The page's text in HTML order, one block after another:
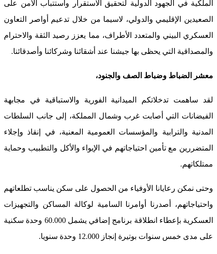
الملكية في الجهود الدولية لتحقيق الاستقرار واستتباب الأمن على
الصعيدين الإقليمي والدولي، لاسيما من خلال تدعيم أواصر التعاون
العسكري البيني والمتعدد الأطراف، مما يعزز رصيد الثقة والاحترام
والمصداقية التي يحظى بها جيشنا عند أشقائنا وشركائنا وأصدقائنا.
معشر الضباط وضباط الصف والجنود،
لقد ساهمت تدخلاتكم الميدانية الفورية والاستباقية في مجابهة
الفيضانات التي أصابت غرب وشمال المملكة، إلى جانب السلطات
المدنية والترابية والمؤسسات العمومية المعنية، في إنقاذ وإجلاء
المتضررين مع تأمين احتياجاتهم في الإيواء والأكل والتطبيب وحماية
ممتلكاتهم.
وحتى نمكن رعايانا الأوفياء من الحصول على سكن يناسب تطلعاتهم
واحتياجاتهم، أصدرنا أوامرنا السامية لوكالة المساكن والتجهيزات
العسكرية بإعطاء انطلاقة برنامج إضافي يشمل 60.000 وحدة سكنية
على مدى خمس سنوات بوتيرة إنجاز 12.000 وحدة سنويا.